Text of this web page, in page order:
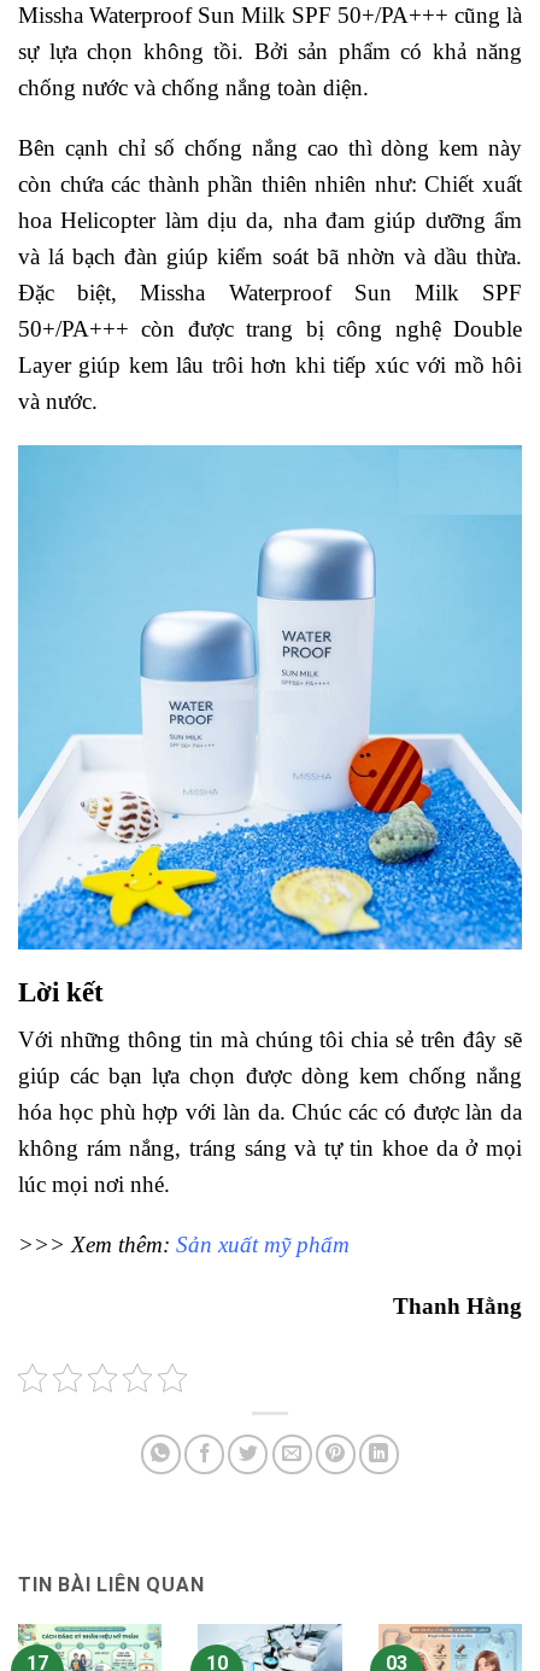
Missha Waterproof Sun Milk SPF 50+/PA+++ cũng là
sự lựa chọn không tồi. Bởi sản phẩm có khả năng
chống nước và chống nắng toàn diện.
Bên cạnh chỉ số chống nắng cao thì dòng kem này
còn chứa các thành phần thiên nhiên như: Chiết xuất
hoa Helicopter làm dịu da, nha đam giúp dưỡng ẩm
và lá bạch đàn giúp kiểm soát bã nhờn và dầu thừa.
Đặc biệt, Missha Waterproof Sun Milk SPF
50+/PA+++ còn được trang bị công nghệ Double
Layer giúp kem lâu trôi hơn khi tiếp xúc với mồ hôi
và nước.
Lời kết
Với những thông tin mà chúng tôi chia sẻ trên đây sẽ
giúp các bạn lựa chọn được dòng kem chống nắng
hóa học phù hợp với làn da. Chúc các có được làn da
không rám nắng, tráng sáng và tự tin khoe da ở mọi
lúc mọi nơi nhé.
>>> Xem thêm: Sản xuất mỹ phẩm
Thanh Hằng
TIN BÀI LIÊN QUAN
17 10 03